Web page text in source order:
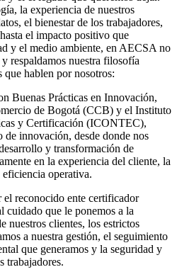
la experiencia de nuestros
el bienestar de los trabajadores,
el impacto positivo que
y el medio ambiente, en AECSA no
respaldamos nuestra filosofía
hablen por nosotros:
Buenas Prácticas en Innovación,
de Bogotá (CCB) y el Instituto
y Certificación (ICONTEC),
de innovación, desde donde nos
y transformación de
en la experiencia del cliente, la
operativa.
reconocido ente certificador
cuidado que le ponemos a la
nuestros clientes, los estrictos
a nuestra gestión, el seguimiento
que generamos y la seguridad y
trabajadores.